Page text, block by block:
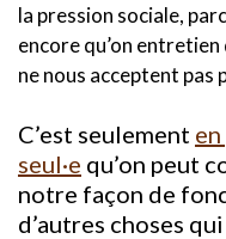
la pression sociale,
encore qu’on
ne nous acceptent pas
C’est seulement
seul·e qu’on peut
notre façon de
d’autres choses